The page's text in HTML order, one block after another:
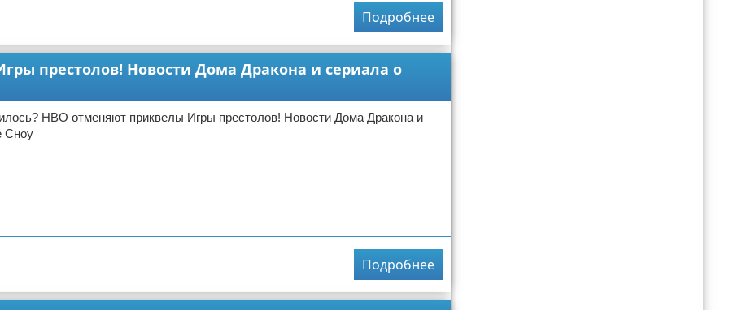
Подробнее
престолов! Новости Дома Дракона и сериала о
НВО отменяют приквелы Игры престолов! Новости Дома Дракона и
Сноу
Подробнее